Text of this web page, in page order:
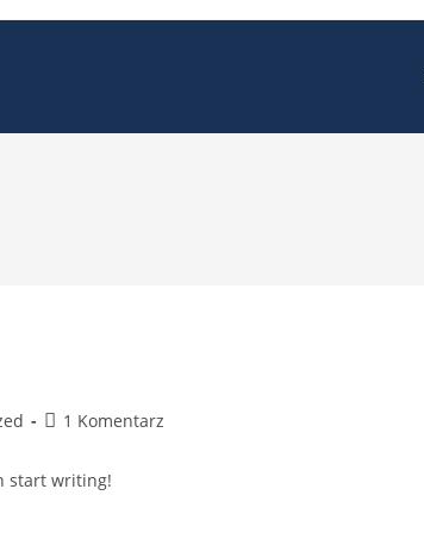
Post1 Komentarz
start writing!